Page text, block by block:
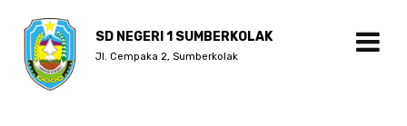
SD NEGERI 1 SUMBERKOLAK
Jl. Cempaka 2, Sumberkolak